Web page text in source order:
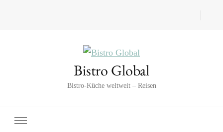
Bistro Global
Bistro-Küche weltweit – Reisen